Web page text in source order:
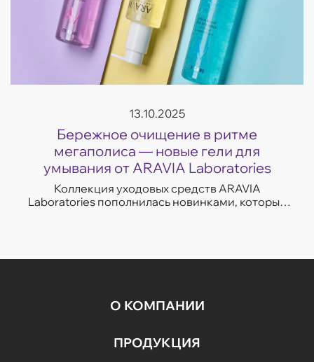
13.10.2025
Бережное очищение в ритме
мегаполиса — новые гели для
умывания от ARAVIA Laboratories
Коллекция уходовых средств ARAVIA
Laboratories пополнилась новинками, которые
О КОМПАНИИ
ПРОДУКЦИЯ